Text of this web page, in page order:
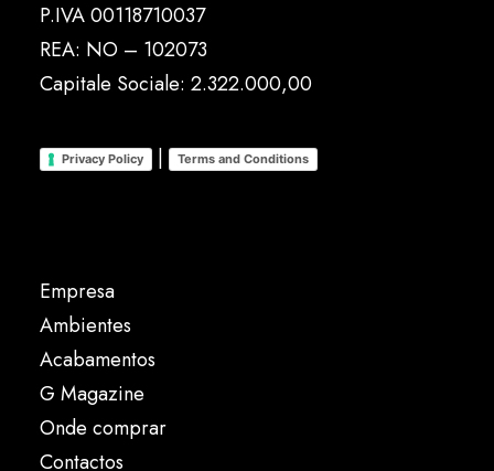
P.IVA 00118710037
REA: NO – 102073
Capitale Sociale: 2.322.000,00
Privacy Policy | Terms and Conditions
Empresa
Ambientes
Acabamentos
G Magazine
Onde comprar
Contactos